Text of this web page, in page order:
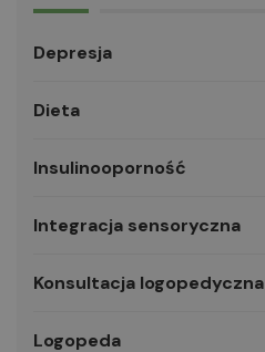
Depresja
Dieta
Insulinooporność
Integracja sensoryczna
Konsultacja logopedyczna
Logopeda